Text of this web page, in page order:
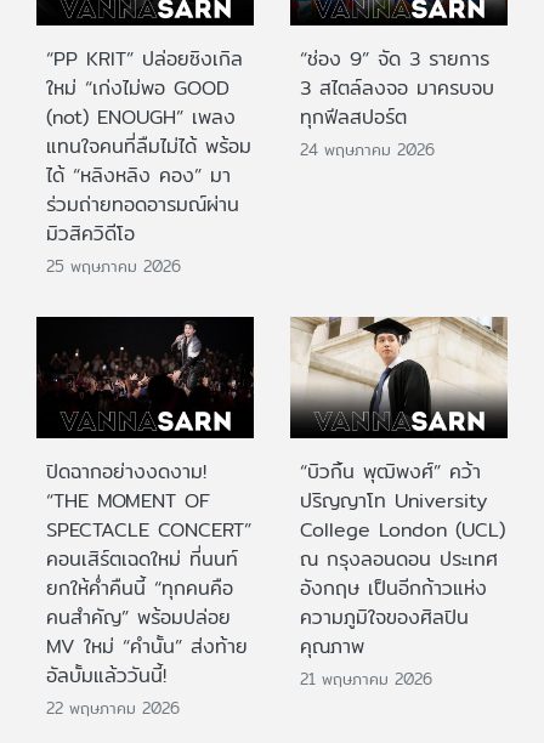
“PP KRIT” ปล่อยซิงเกิล
ใหม่ “เก่งไม่พอ GOOD
(not) ENOUGH” เพลง
แทนใจคนที่ลืมไม่ได้ พร้อม
ได้ “หลิงหลิง คอง” มา
ร่วมถ่ายทอดอารมณ์ผ่าน
มิวสิควิดีโอ
25 พฤษภาคม 2026
“ช่อง 9” จัด 3 รายการ
3 สไตล์ลงจอ มาครบจบ
ทุกฟีลสปอร์ต
24 พฤษภาคม 2026
ปิดฉากอย่างงดงาม!
“THE MOMENT OF
SPECTACLE CONCERT”
คอนเสิร์ตเฉดใหม่ ที่นนท์
ยกให้ค่ำคืนนี้ “ทุกคนคือ
คนสำคัญ” พร้อมปล่อย
MV ใหม่ “คำนั้น” ส่งท้าย
อัลบั้มแล้ววันนี้!
22 พฤษภาคม 2026
“บิวกิ้น พุฒิพงศ์” คว้า
ปริญญาโท University
College London (UCL)
ณ กรุงลอนดอน ประเทศ
อังกฤษ เป็นอีกก้าวแห่ง
ความภูมิใจของศิลปิน
คุณภาพ
21 พฤษภาคม 2026